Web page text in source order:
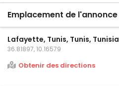
Emplacement de l'annonce
Lafayette, Tunis, Tunis, Tunisia
36.81897, 10.16579
Obtenir des directions